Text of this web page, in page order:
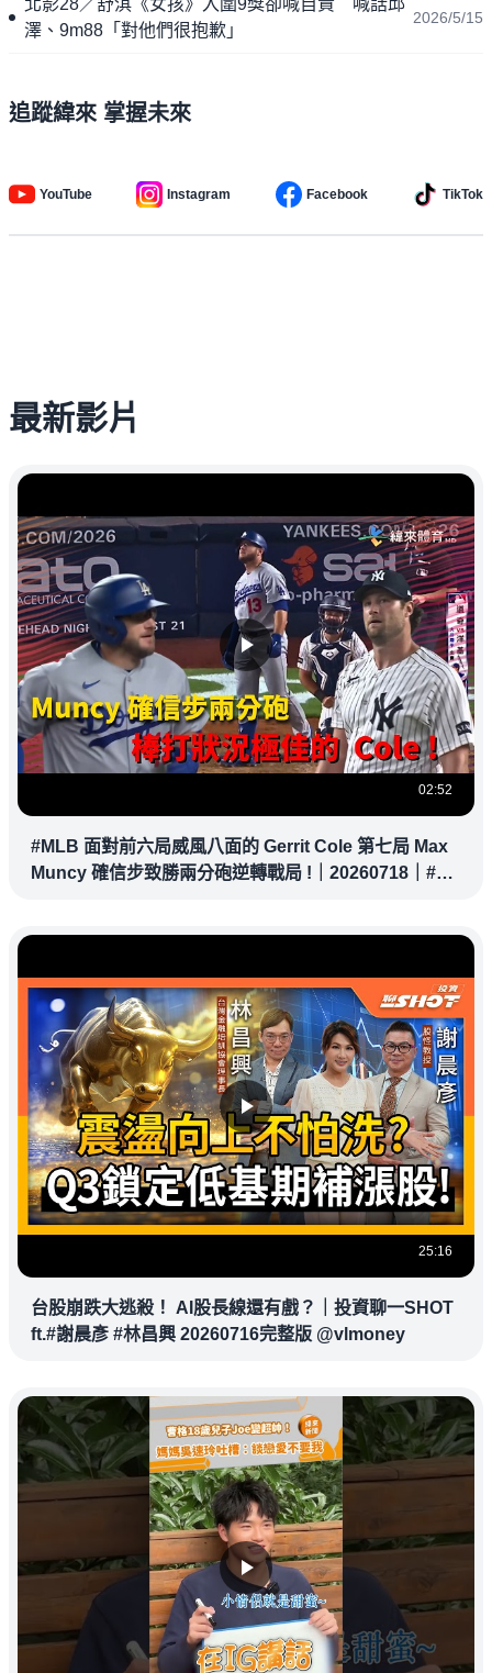
澤、9m88「對他們很抱歉」
2026/5/15
追蹤緯來 掌握未來
YouTube Instagram Facebook TikTok
最新影片
02:52
#MLB 面對前六局威風八面的 Gerrit Cole 第七局 Max
Muncy 確信步致勝兩分砲逆轉戰局 !｜20260718｜#洛
25:16
台股崩跌大逃殺！ AI股長線還有戲？｜投資聊一SHOT
ft.#謝晨彥 #林昌興 20260716完整版 @vlmoney